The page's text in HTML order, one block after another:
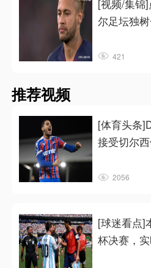
[视频/集锦
尔足坛独
421
推荐视频
[体育头条
接受切尔
2056
[球迷看点]
杯决赛，